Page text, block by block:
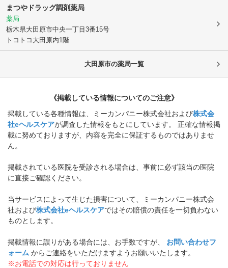
まつやドラッグ調剤薬局
薬局
栃木県大田原市中央一丁目3番15号
トコトコ大田原内1階
大田原市の薬局一覧
《掲載している情報についてのご注意》
掲載している各種情報は、ミーカンパニー株式会社および株式会
社eヘルスケアが調査した情報をもとにしています。 正確な情報掲
載に努めておりますが、内容を完全に保証するものではありませ
ん。
掲載されている医院を受診される場合は、事前に必ず該当の医院
に直接ご確認ください。
当サービスによって生じた損害について、ミーカンパニー株式会
社および株式会社eヘルスケアではその賠償の責任を一切負わない
ものとします。
掲載情報に誤りがある場合には、お手数ですが、
お問い合わせフ
ォーム からご連絡をいただけますようお願いいたします。
※お電話での対応は行っておりません